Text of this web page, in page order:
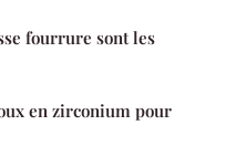
fourrure sont les
en zirconium pour